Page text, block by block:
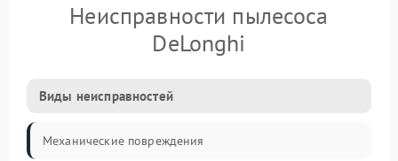
Неисправности пылесоса
DeLonghi
Виды неисправностей
Механические повреждения